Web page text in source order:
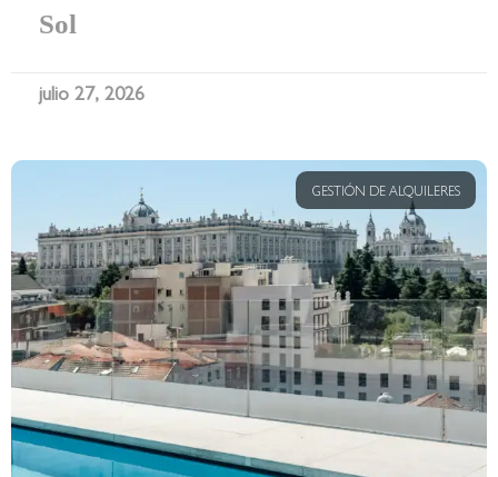
Sol
julio 27, 2026
GESTIÓN DE ALQUILERES